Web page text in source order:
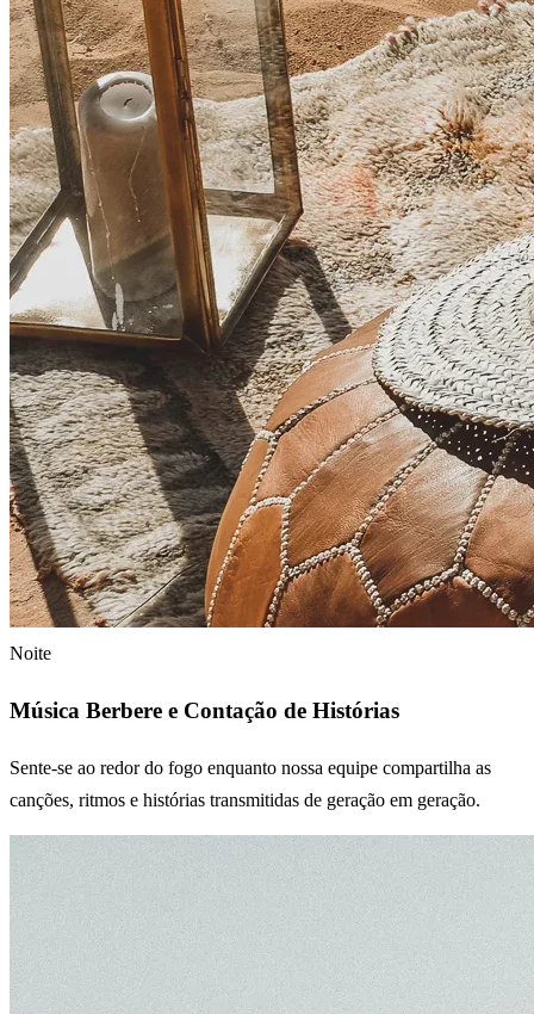
Noite
Música Berbere e Contação de Histórias
Sente-se ao redor do fogo enquanto nossa equipe compartilha as
canções, ritmos e histórias transmitidas de geração em geração.